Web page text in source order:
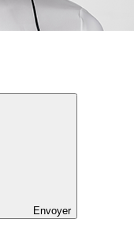
Envoyer